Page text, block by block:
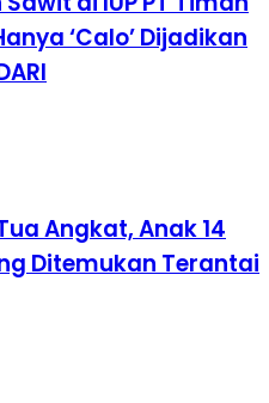
‘Calo’ Dijadikan
Angkat, Anak 14
Ditemukan Terantai